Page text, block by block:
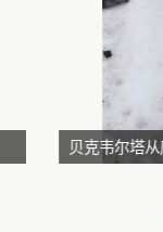
贝克韦尔塔